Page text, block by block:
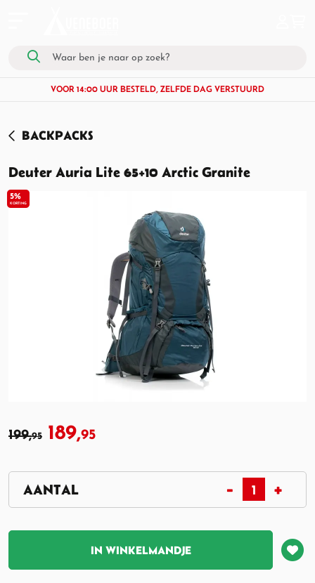
VOOR 14:00 UUR BESTELD, ZELFDE DAG VERSTUURD
BACKPACKS
5%
KORTING
Deuter Auria Lite 65+10 Arctic Granite
199,95 189,95
IN WINKELMANDJE